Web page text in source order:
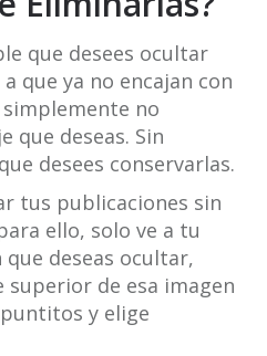
que desees ocultar
que ya no encajan con
no
que deseas. Sin
desees conservarlas.
tus publicaciones sin
ello, solo ve a tu
deseas ocultar,
superior de esa imagen
y elige